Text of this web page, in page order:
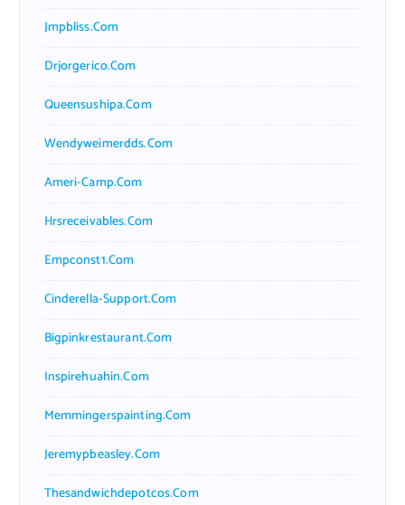
Jmpbliss.com
Drjorgerico.com
Queensushipa.com
Wendyweimerdds.com
Ameri-Camp.com
Hrsreceivables.com
Empconst1.com
Cinderella-Support.com
Bigpinkrestaurant.com
Inspirehuahin.com
Memmingerspainting.com
Jeremypbeasley.com
Thesandwichdepotcos.com